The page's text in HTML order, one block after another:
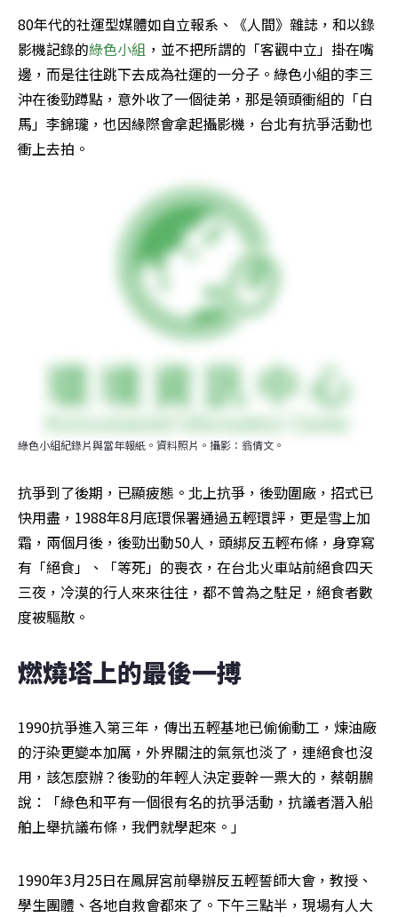
80年代的社運型媒體如自立報系、《人間》雜誌，和以錄
影機記錄的綠色小組 ，並不把所謂的「客觀中立」掛在嘴
邊，而是往往跳下去成為社運的一分子。綠色小組的李三
沖在後勁蹲點，意外收了一個徒弟，那是領頭衝組的「白
馬」李錦瓏，也因緣際會拿起攝影機，台北有抗爭活動也
衝上去拍。
綠色小組紀錄片與當年報紙。資料照片。攝影：翁倩文。
抗爭到了後期，已顯疲態。北上抗爭，後勁圍廠，招式已
快用盡，1988年8月底環保署通過五輕環評，更是雪上加
霜，兩個月後，後勁出動50人，頭綁反五輕布條，身穿寫
有「絕食」、「等死」的喪衣，在台北火車站前絕食四天
三夜，冷漠的行人來來往往，都不曾為之駐足，絕食者數
度被驅散。
燃燒塔上的最後一搏
1990抗爭進入第三年，傳出五輕基地已偷偷動工，煉油廠
的汙染更變本加厲，外界關注的氣氛也淡了，連絕食也沒
用，該怎麼辦？後勁的年輕人決定要幹一票大的，蔡朝鵬
說：「綠色和平有一個很有名的抗爭活動，抗議者潛入船
舶上舉抗議布條，我們就學起來。」
1990年3月25日在鳳屏宮前舉辦反五輕誓師大會，教授、
學生團體、各地自救會都來了。下午三點半，現場有人大